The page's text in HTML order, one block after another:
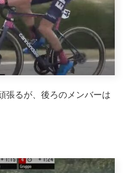
張るが、後ろのメンバーは